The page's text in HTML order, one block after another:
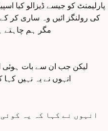
پارلیمنٹ کو جیسے ڈیزالو کیا
کی رولنگز ائیں وہ ساری کر کے
مگر ہم چاہتے
لیکن جب ان سے بات ہوئی
انہوں نے یہ نہیں
انہوں نے کہا کہ یہ